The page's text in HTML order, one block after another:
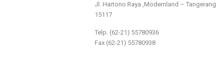
Jl. Hartono Raya ,Modernland – Tangerang
15117
Telp. (62-21) 55780936
Fax (62-21) 55780938